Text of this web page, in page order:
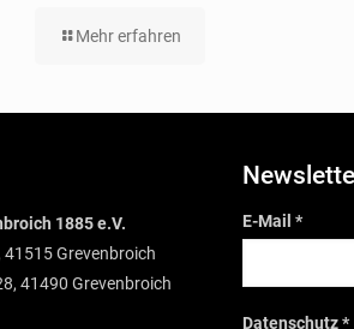
Mehr erfahren
1885 e.V.
Grevenbroich
41490 Grevenbroich
E-Mail *
Datenschutz*